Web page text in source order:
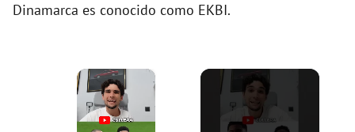
Dinamarca es conocido como EKBI.
×